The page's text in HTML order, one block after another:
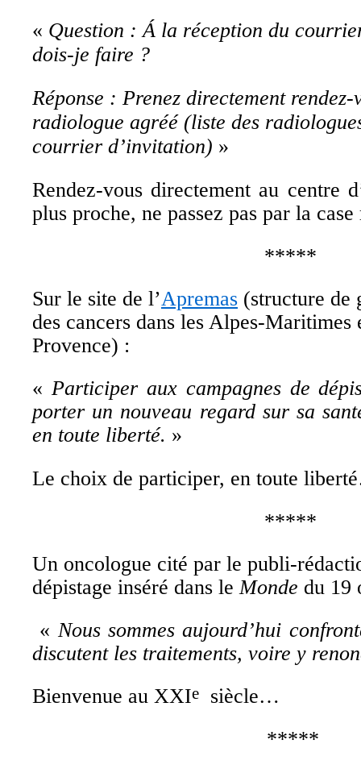
« Question : Á la réception du
dois-je faire ?
Réponse : Prenez directement rendez-
radiologue agréé (liste des
courrier d’invitation) »
Rendez-vous directement au centre
plus proche, ne passez pas par la
*****
Sur le site de l’Apremas (structure de
des cancers dans les Alpes-
Provence) :
« Participer aux campagnes de
porter un nouveau regard sur sa
en toute liberté. »
Le choix de participer, en toute
*****
Un oncologue cité par le publi-
dépistage inséré dans leMonde du 19
« Nous sommes aujourd’hui
discutent les traitements, voire y
Bienvenue au XXIe
siècle…
*****